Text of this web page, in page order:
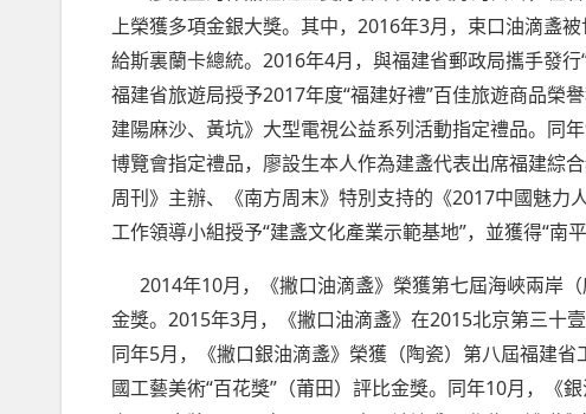
上榮獲多項金銀大獎。其中， 2016年3月，束口油滴盞
給斯裏蘭卡總統。 2016年4月，與福建省郵政局攜手發行
福建省旅遊局授予2017年度“福建好禮”百佳旅遊商品榮
建陽麻沙、黃坑》大型電視公益系列活動指定禮品。同年
博覽會指定禮品，廖設生本人作為建盞代表出席福建綜
周刊》主辦、《南方周末》特別支持的《2017中國魅力
工作領導小組授予“建盞文化產業示範基地”，並獲得“南
2014年10月，《撇口油滴盞》榮獲第七屆海峽兩岸
金獎。 2015年3月，《撇口油滴盞》在2015北京第三十
同年5月，《撇口銀油滴盞》榮獲（陶瓷）第八屆福建省
國工藝美術“百花獎” （莆田）評比金獎。同年10月，《